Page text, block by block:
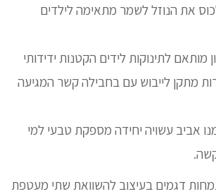
את הנוזל לשמר מתאימה לילדים
מותאם לתינוקות לידים הקטנות ידידותי
מתקן לייבוש עם בחבילה קשר המגיעה
אביב עשויה יחידה מספקת טבעי למי
דגמים בעיצוב להשוואת שתי מעטפת